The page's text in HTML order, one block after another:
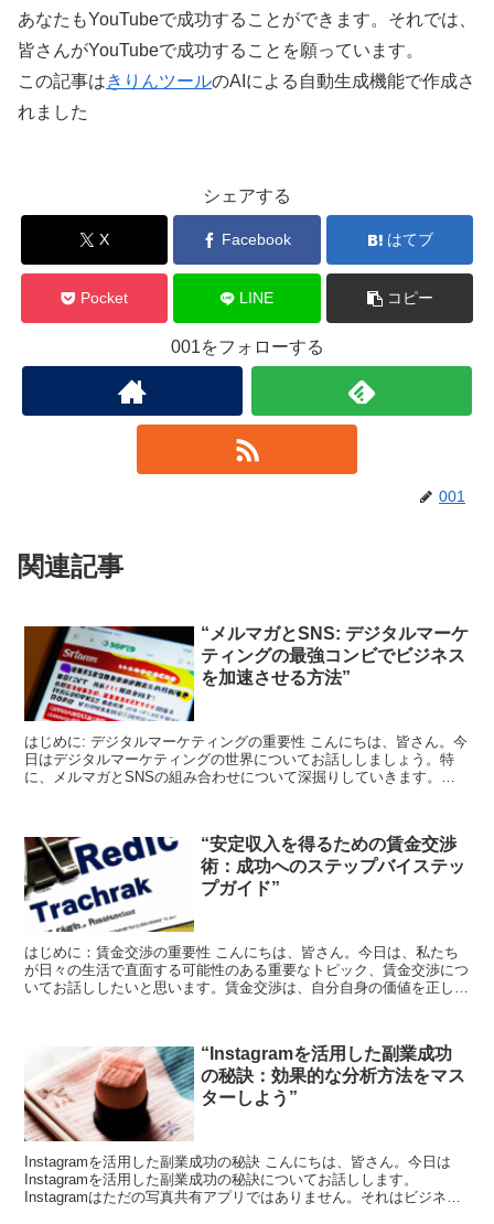
あなたもYouTubeで成功することができます。それでは、
皆さんがYouTubeで成功することを願っています。
この記事はきりんツールのAIによる自動生成機能で作成さ
れました
シェアする
X Facebook はてブ
Pocket LINE コピー
001をフォローする
001
関連記事
“メルマガとSNS: デジタルマーケ
ティングの最強コンビでビジネス
を加速させる方法”
はじめに: デジタルマーケティングの重要性 こんにちは、皆さん。今
日はデジタルマーケティングの世界についてお話ししましょう。特
に、メルマガとSNSの組み合わせについて深掘りしていきます。こ
“安定収入を得るための賃金交渉
術：成功へのステップバイステッ
プガイド”
はじめに：賃金交渉の重要性 こんにちは、皆さん。今日は、私たち
が日々の生活で直面する可能性のある重要なトピック、賃金交渉につ
いてお話ししたいと思います。賃金交渉は、自分自身の価値を正しく
“Instagramを活用した副業成功
の秘訣：効果的な分析方法をマス
ターしよう”
Instagramを活用した副業成功の秘訣 こんにちは、皆さん。今日は
Instagramを活用した副業成功の秘訣についてお話しします。
Instagramはただの写真共有アプリではありません。それはビジネス